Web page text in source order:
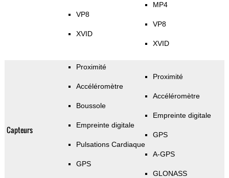
VP8
XVID
MP4
VP8
XVID
Capteurs
Proximité
Accéléromètre
Boussole
Empreinte digitale
Pulsations Cardiaque
GPS
Proximité
Accéléromètre
Empreinte digitale
GPS
A-GPS
GLONASS